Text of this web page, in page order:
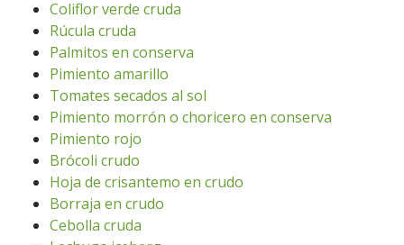
Coliflor verde cruda
Rúcula cruda
Palmitos en conserva
Pimiento amarillo
Tomates secados al sol
Pimiento morrón o choricero en conserva
Pimiento rojo
Brócoli crudo
Hoja de crisantemo en crudo
Borraja en crudo
Cebolla cruda